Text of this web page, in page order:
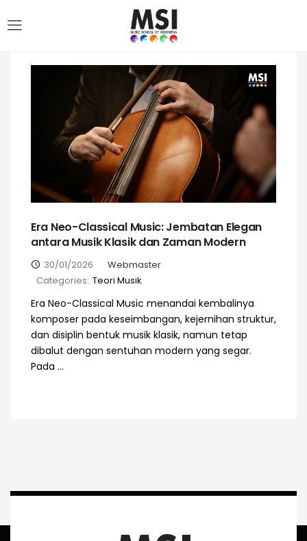
Era Neo-Classical Music: Jembatan Elegan
antara Musik Klasik dan Zaman Modern
30/01/2026
Webmaster
Categories: Teori Musik
Era Neo-Classical Music menandai kembalinya
komposer pada keseimbangan, kejernihan struktur,
dan disiplin bentuk musik klasik, namun tetap
dibalut dengan sentuhan modern yang segar.
Pada ...